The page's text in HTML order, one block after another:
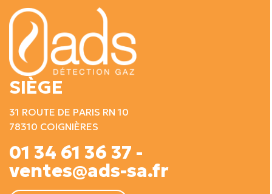
SIÈGE
31 ROUTE DE PARIS RN 10
78310 COIGNIÈRES
01 34 61 36 37 -
ventes@ads-sa.fr